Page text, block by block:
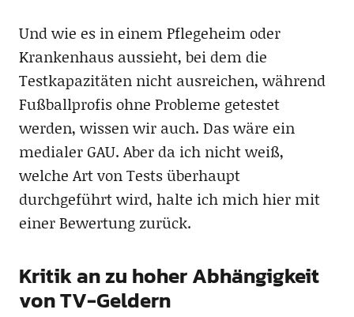
Und wie es in einem Pflegeheim oder
Krankenhaus aussieht, bei dem die
Testkapazitäten nicht ausreichen, während
Fußballprofis ohne Probleme getestet
werden, wissen wir auch. Das wäre ein
medialer GAU. Aber da ich nicht weiß,
welche Art von Tests überhaupt
durchgeführt wird, halte ich mich hier mit
einer Bewertung zurück.
Kritik an zu hoher Abhängigkeit
von TV-Geldern